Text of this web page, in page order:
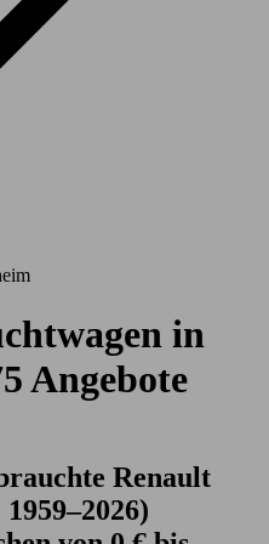
in
Angebote
Renault